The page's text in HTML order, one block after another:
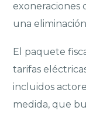
exoneraciones
una
El paquete
tarifas
incluidos
medida, que